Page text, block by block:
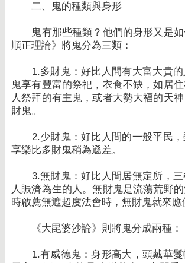
二、鬼的種類與身形
鬼有那些種類？他們的身形又是如
順正理論》將鬼分為三類：
1.多財鬼：好比人間有大富大貴
鬼享有豐富的祭祀，衣食不缺，如居
人祭拜的有主鬼，或者大勢大福的天
財鬼。
2.少財鬼：好比人間的一般平民
享樂比多財鬼稍為遜差。
3.無財鬼：好比人間居無定所，
人賑濟為生的人。無財鬼是流蕩荒野
時啟薦無遮超度法會時，無財鬼就來應
《大毘婆沙論》則將鬼分成兩種：
1.有威德鬼：身形高大，頭戴華